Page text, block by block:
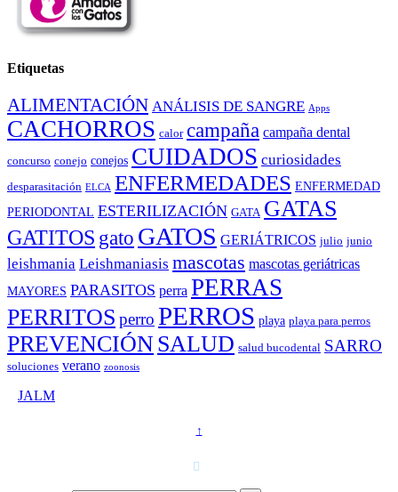
Etiquetas
ALIMENTACIÓN ANÁLISIS DE SANGRE Apps
CACHORROS calor campaña campaña dental
concurso conejo conejos CUIDADOS curiosidades
desparasitación ELCA ENFERMEDADES ENFERMEDAD
PERIODONTAL ESTERILIZACIÓN GATA GATAS
GATITOS gato GATOS GERIÁTRICOS julio junio
leishmania Leishmaniasis mascotas mascotas geriátricas
MAYORES PARASITOS perra PERRAS
PERRITOS perro PERROS playa playa para perros
PREVENCIÓNSALUD salud bucodental SARRO
soluciones verano zoonosis
JALM
↑
